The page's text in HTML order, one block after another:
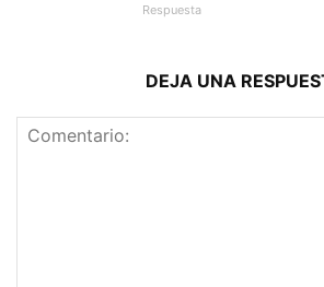
Respuesta
DEJA UNA